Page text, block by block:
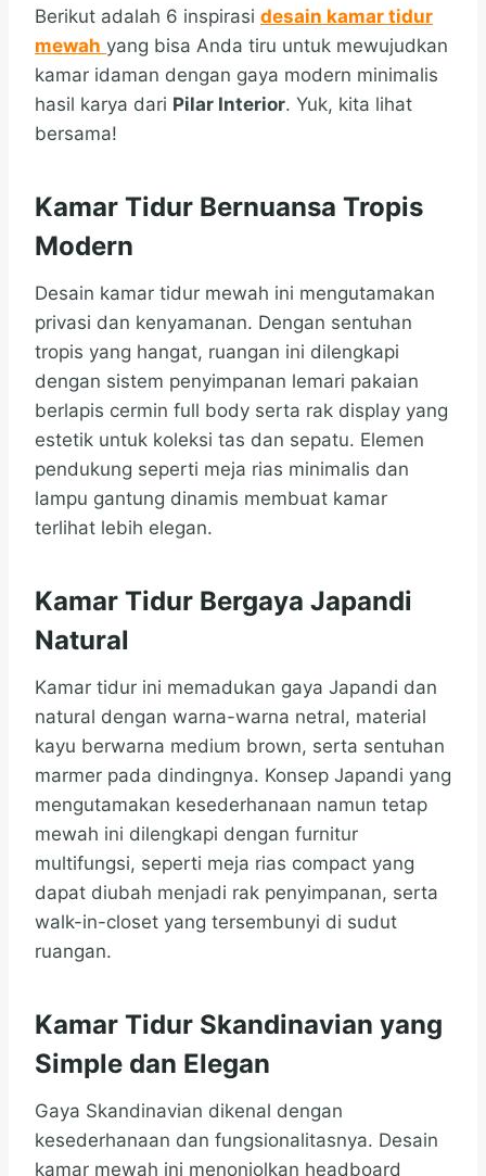
Berikut adalah 6 inspirasi desain kamar tidur
mewah yang bisa Anda tiru untuk mewujudkan
kamar idaman dengan gaya modern minimalis
hasil karya dari Pilar Interior. Yuk, kita lihat
bersama!
Kamar Tidur Bernuansa Tropis
Modern
Desain kamar tidur mewah ini mengutamakan
privasi dan kenyamanan. Dengan sentuhan
tropis yang hangat, ruangan ini dilengkapi
dengan sistem penyimpanan lemari pakaian
berlapis cermin full body serta rak display yang
estetik untuk koleksi tas dan sepatu. Elemen
pendukung seperti meja rias minimalis dan
lampu gantung dinamis membuat kamar
terlihat lebih elegan.
Kamar Tidur Bergaya Japandi
Natural
Kamar tidur ini memadukan gaya Japandi dan
natural dengan warna-warna netral, material
kayu berwarna medium brown, serta sentuhan
marmer pada dindingnya. Konsep Japandi yang
mengutamakan kesederhanaan namun tetap
mewah ini dilengkapi dengan furnitur
multifungsi, seperti meja rias compact yang
dapat diubah menjadi rak penyimpanan, serta
walk-in-closet yang tersembunyi di sudut
ruangan.
Kamar Tidur Skandinavian yang
Simple dan Elegan
Gaya Skandinavian dikenal dengan
kesederhanaan dan fungsionalitasnya. Desain
kamar mewah ini menonjolkan headboard